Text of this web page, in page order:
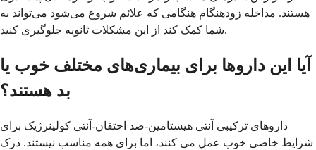
هستند. مداخله زودهنگام هنگامی که علائم شروع می‌شود می‌تواند به
شما کمک کند از این مشکلات ثانویه جلوگیری کنید.
آیا این داروها برای بیماری‌های مختلف خوب یا
بد هستند؟
داروهای ترکیبی آنتی هیستامین-ضد احتقان-آنتی کولینرژیک برای
شرایط خاصی خوب عمل می کنند، اما برای همه مناسب نیستند. درک